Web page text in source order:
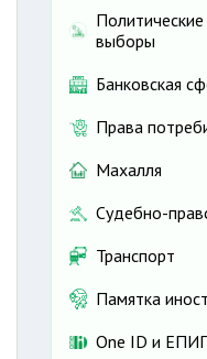
выборы
Банковская
Права
Махалля
Судебно-
Транспорт
Памятка
One ID и